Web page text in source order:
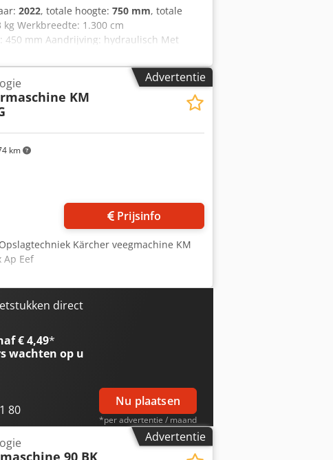
2022, totale hoogte: 750 mm, totale
kg Werkbreedte: 1.300 cm
450 mm Aandrijving: hydraulisch Met
Gewicht: 133 kg Afmetingen: 1400 ×
Geschikt voor montage
categorie I/II of speciale snelkoppelingen
Advertentie
km
KM
Prijsinfo
Kärcher veegmachine KM
Ap Eef
direct
€ 4,49*
wachten op u
80
Nu plaatsen
*per advertentie / maand
Advertentie
90 BK